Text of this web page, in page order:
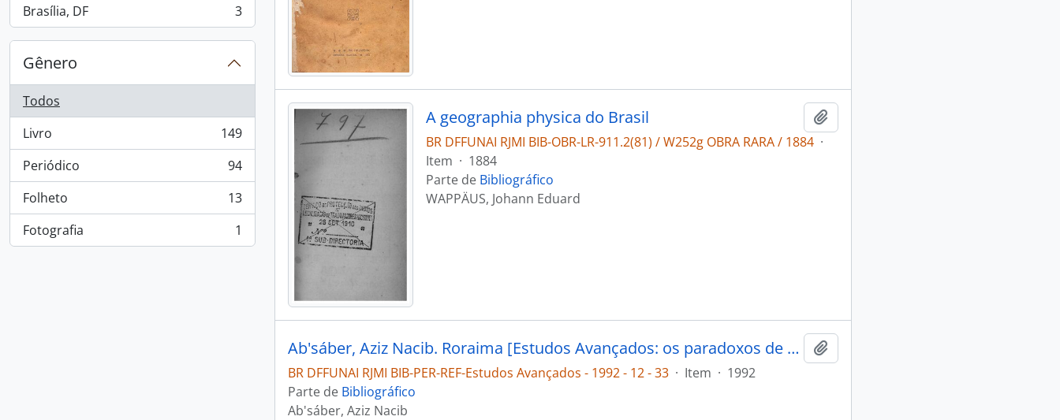
Brasília, DF
, 3 resultados 3
Gênero
Todos
Livro
, 149 resultados
149
Periódico
, 94 resultados
94
Folheto
, 13 resultados
13
Fotografia
, 1 resultados 1
A geographia physica do Brasil
BR DFFUNAI RJMI BIB-OBR-LR-911.2(81) / W252g OBRA RARA / 1884 ·
Item · 1884
Parte de Bibliográfico
WAPPÄUS, Johann Eduard
Ab'sáber, Aziz Nacib. Roraima [Estudos Avançados: os paradoxos de um grande incêndio ao fim do milênio]
BR DFFUNAI RJMI BIB-PER-REF-Estudos Avançados - 1992 - 12 - 33 · Item · 1992
Parte de Bibliográfico
Ab'sáber, Aziz Nacib